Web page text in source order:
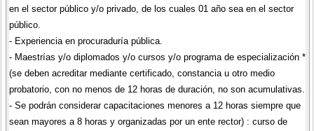
en el sector público y/o privado, de los cuales 01 año sea en el sector
público.
- Experiencia en procuraduría pública.
- Maestrías y/o diplomados y/o cursos y/o programa de especialización *
(se deben acreditar mediante certificado, constancia u otro medio
probatorio, con no menos de 12 horas de duración, no son acumulativas.
- Se podrán considerar capacitaciones menores a 12 horas siempre que
sean mayores a 8 horas y organizadas por un ente rector) : curso de